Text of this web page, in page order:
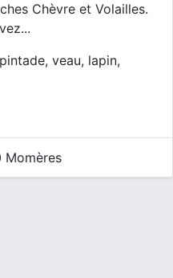
Chèvre et Volailles.
veau, lapin,
Momères